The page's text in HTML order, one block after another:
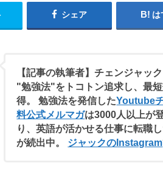
シェア は
【記事の執筆者】チェンジャック
"勉強法"をトコトン追求し、最
得。 勉強法を発信したYoutube
料公式メルマガは3000人以上が
り、英語が活かせる仕事に転職
が続出中。 ジャックのInstagram